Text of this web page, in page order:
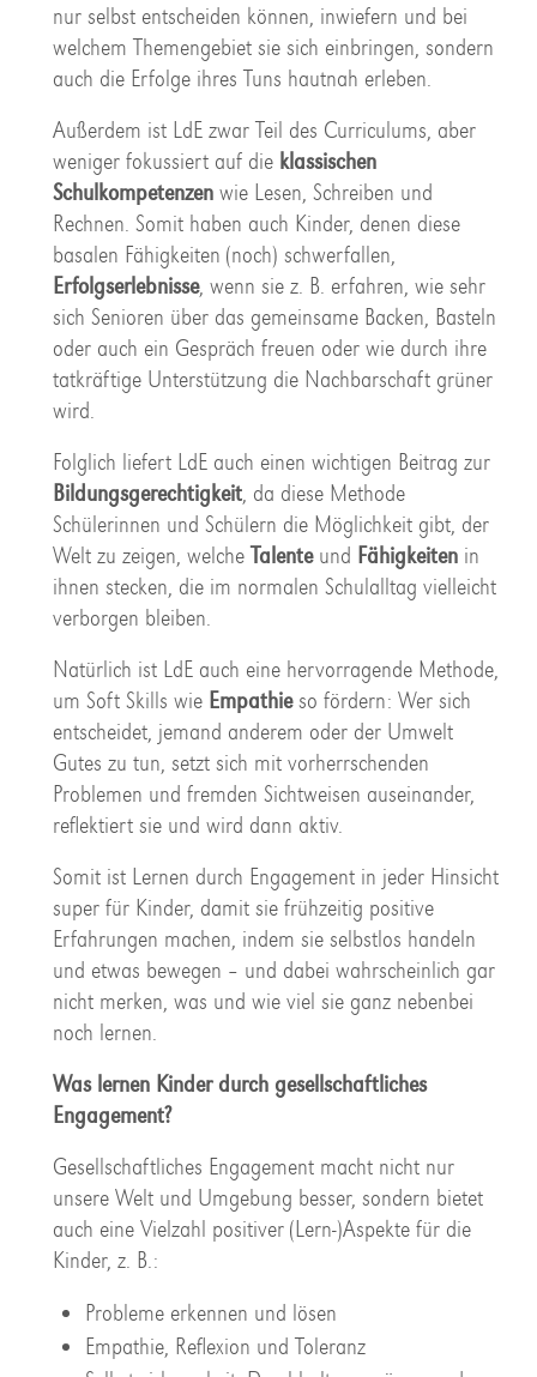
nur selbst entscheiden können, inwiefern und bei
welchem Themengebiet sie sich einbringen, sondern
auch die Erfolge ihres Tuns hautnah erleben.
Außerdem ist LdE zwar Teil des Curriculums, aber
weniger fokussiert auf die klassischen
Schulkompetenzen wie Lesen, Schreiben und
Rechnen. Somit haben auch Kinder, denen diese
basalen Fähigkeiten (noch) schwerfallen,
Erfolgserlebnisse, wenn sie z. B. erfahren, wie sehr
sich Senioren über das gemeinsame Backen, Basteln
oder auch ein Gespräch freuen oder wie durch ihre
tatkräftige Unterstützung die Nachbarschaft grüner
wird.
Folglich liefert LdE auch einen wichtigen Beitrag zur
Bildungsgerechtigkeit, da diese Methode
Schülerinnen und Schülern die Möglichkeit gibt, der
Welt zu zeigen, welcheTalenteund Fähigkeitenin
ihnen stecken, die im normalen Schulalltag vielleicht
verborgen bleiben.
Natürlich ist LdE auch eine hervorragende Methode,
um Soft Skills wie Empathieso fördern: Wer sich
entscheidet, jemand anderem oder der Umwelt
Gutes zu tun, setzt sich mit vorherrschenden
Problemen und fremden Sichtweisen auseinander,
reflektiert sie und wird dann aktiv.
Somit ist Lernen durch Engagement in jeder Hinsicht
super für Kinder, damit sie frühzeitig positive
Erfahrungen machen, indem sie selbstlos handeln
und etwas bewegen – und dabei wahrscheinlich gar
nicht merken, was und wie viel sie ganz nebenbei
noch lernen.
Was lernen Kinder durch gesellschaftliches
Engagement?
Gesellschaftliches Engagement macht nicht nur
unsere Welt und Umgebung besser, sondern bietet
auch eine Vielzahl positiver (Lern-)Aspekte für die
Kinder, z. B.:
Probleme erkennen und lösen
Empathie, Reflexion und Toleranz